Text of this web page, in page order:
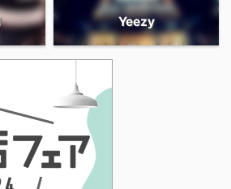
Yeezy